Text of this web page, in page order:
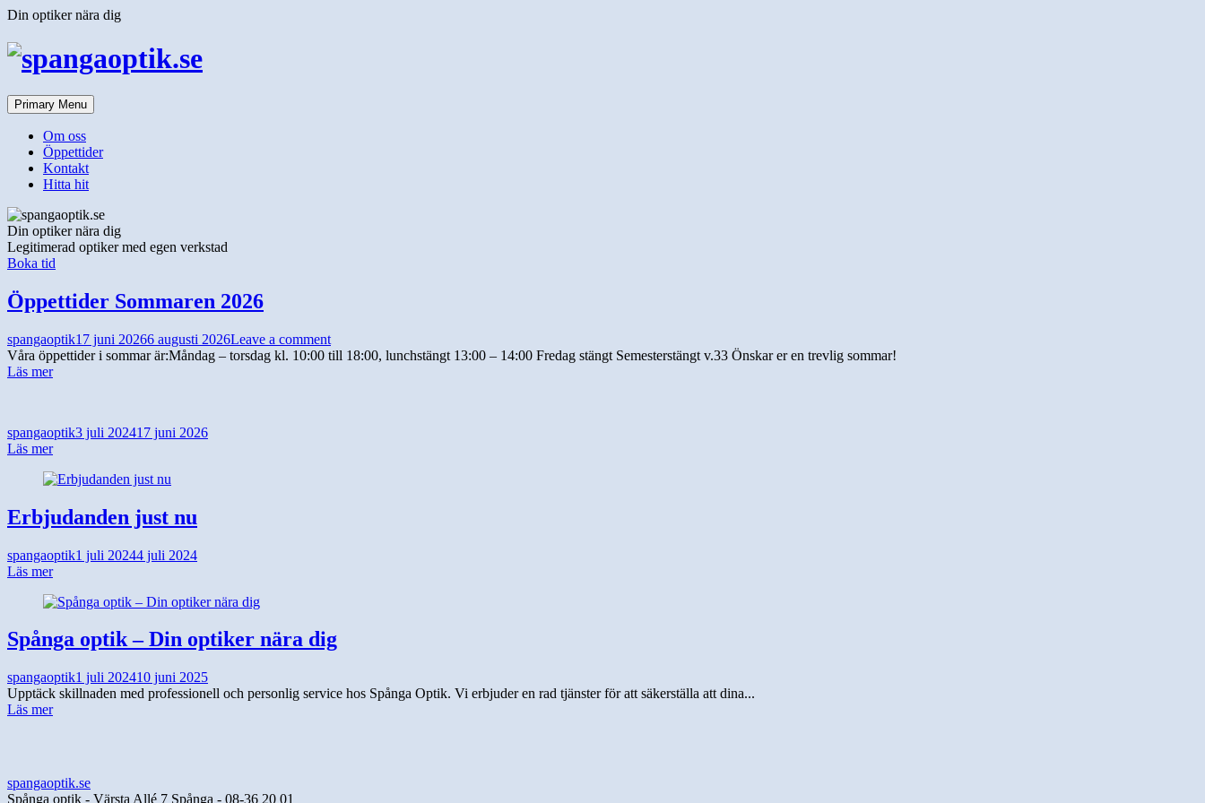
Skip
content
Din optiker nära dig
Primary Menu
Om oss
Öppettider
Kontakt
Hitta hit
Din optiker nära dig
Legitimerad optiker med egen verkstad
Boka tid
Öppettider Sommaren 2026
spangaoptik17 juni 20266 augusti 2026Leave a comment
Våra öppettider i sommar är:Måndag – torsdag kl. 10:00 till 18:00, lunchstängt 13:00 – 14:00 Fredag stängt Semesterstängt v.33 Önskar er en trevlig sommar!
Läs mer
spangaoptik3 juli 202417 juni 2026
Läs mer
Erbjudanden just nu
spangaoptik1 juli 20244 juli 2024
Läs mer
Spånga optik – Din optiker nära dig
spangaoptik1 juli 202410 juni 2025
Upptäck skillnaden med professionell och personlig service hos Spånga Optik. Vi erbjuder en rad tjänster för att säkerställa att dina...
Läs mer
spangaoptik.se
Spånga optik - Värsta Allé 7 Spånga - 08-36 20 01